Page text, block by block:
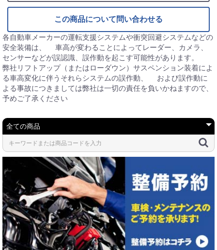
この商品について問い合わせる
各自動車メーカーの運転支援システムや衝突回避システムなどの
安全装備は、 車高が変わることによってレーダー、カメラ、
センサーなどが誤認識、誤作動を起こす可能性があります。
弊社リフトアップ（またはローダウン）サスペンション装着によ
る車高変化に伴うそれらシステムの誤作動、 および誤作動に
よる事故につきましては弊社は一切の責任を負いかねますので、
予めご了承ください